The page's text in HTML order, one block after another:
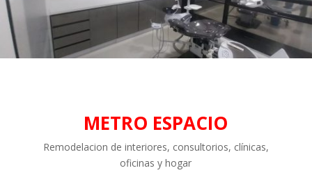
METRO ESPACIO
Remodelacion de interiores, consultorios, clínicas,
oficinas y hogar